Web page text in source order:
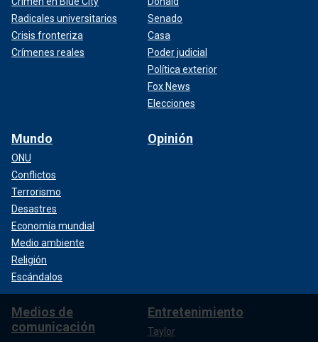
Radicales universitarios
Crisis fronteriza
Crímenes reales
Senado
Casa
Poder judicial
Política exterior
Fox News
Elecciones
Mundo
ONU
Conflictos
Terrorismo
Desastres
Economía mundial
Medio ambiente
Religión
Escándalos
Opinión
Medios de
comunicación
Entretenimiento
Taylor